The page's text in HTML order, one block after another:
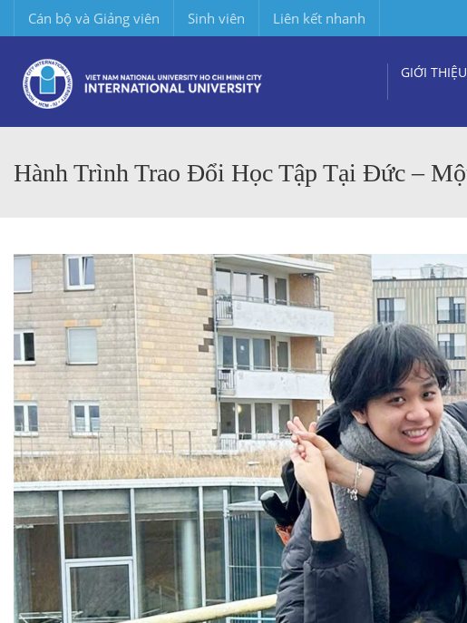
Cán bộ và Giảng viên Sinh viên Liên kết nhanh
GIỚI THIỆU
Hành Trình Trao Đổi Học Tập Tại Đức –